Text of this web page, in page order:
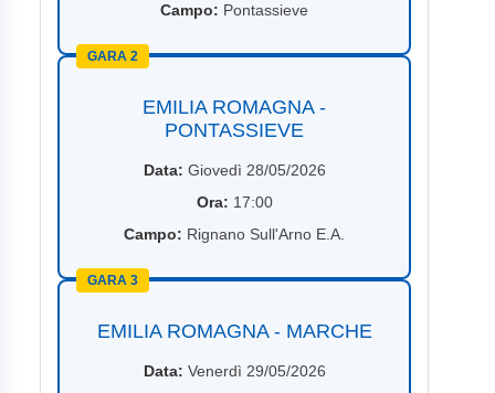
Campo: Pontassieve
GARA 2
EMILIA ROMAGNA -
PONTASSIEVE
Data: Giovedì 28/05/2026
Ora: 17:00
Campo: Rignano Sull'Arno E.A.
GARA 3
EMILIA ROMAGNA - MARCHE
Data: Venerdì 29/05/2026